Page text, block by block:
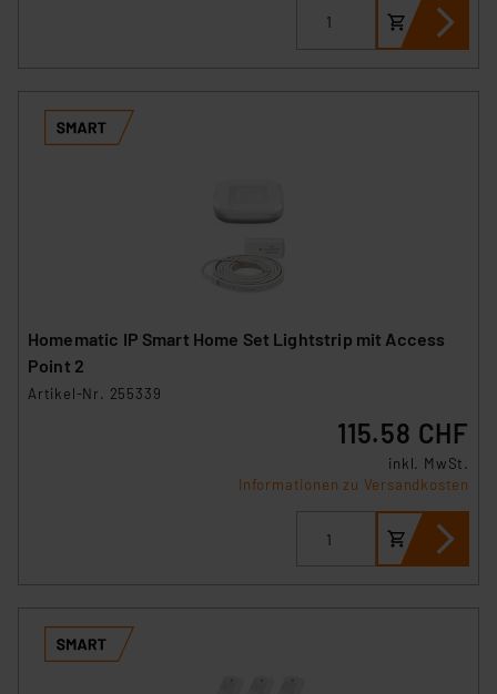
Homematic IP Smart Home Set Lightstrip mit Access
Point 2
Artikel-Nr. 255339
115.58 CHF
inkl. MwSt.
Informationen zu Versandkosten